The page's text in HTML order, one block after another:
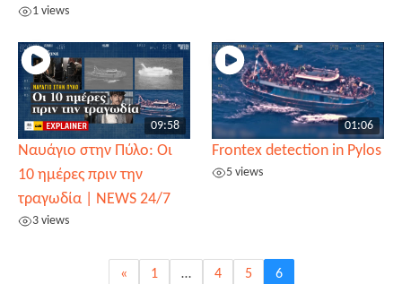
1 views
09:58
Ναυάγιο στην Πύλο: Οι
10 ημέρες πριν την
τραγωδία | NEWS 24/7
3 views
01:06
Frontex detection in Pylos
5 views
« 1 … 4 5 6